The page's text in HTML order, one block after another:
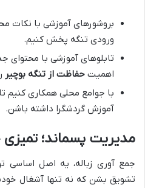
بروشورهای آموزشی با نکات
ورودی تنگه پخش کنیم.
تابلوهای آموزشی با
اهمیت حفاظت از تنگه بوچیر
با جوامع محلی همکاری کنیم
آموزش گردشگرا داشته باشن.
مدیریت پسماند؛
جمع آوری زباله، یه اصل اساسی
تشویق بشن که نه تنها آشغال